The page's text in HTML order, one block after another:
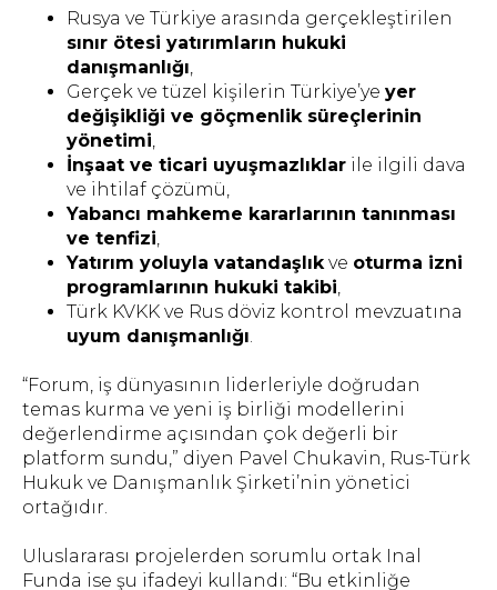
Rusya ve Türkiye arasında gerçekleştirilen
sınır ötesi yatırımların hukuki
danışmanlığı,
Gerçek ve tüzel kişilerin Türkiye’ye yer
değişikliği ve göçmenlik süreçlerinin
yönetimi,
İnşaat ve ticari uyuşmazlıklar ile ilgili dava
ve ihtilaf çözümü,
Yabancı mahkeme kararlarının tanınması
ve tenfizi,
Yatırım yoluyla vatandaşlıkve oturma izni
programlarının hukuki takibi,
Türk KVKK ve Rus döviz kontrol mevzuatına
uyum danışmanlığı.
“Forum, iş dünyasının liderleriyle doğrudan
temas kurma ve yeni iş birliği modellerini
değerlendirme açısından çok değerli bir
platform sundu,” diyen Pavel Chukavin, Rus-Türk
Hukuk ve Danışmanlık Şirketi’nin yönetici
ortağıdır.
Uluslararası projelerden sorumlu ortak Inal
Funda ise şu ifadeyi kullandı: “Bu etkinliğe